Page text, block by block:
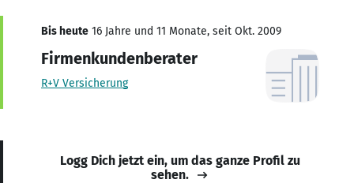
Bis heute 16 Jahre und 11 Monate, seit Okt. 2009
Firmenkundenberater
R+V Versicherung
Logg Dich jetzt ein, um das ganze Profil zu
sehen.